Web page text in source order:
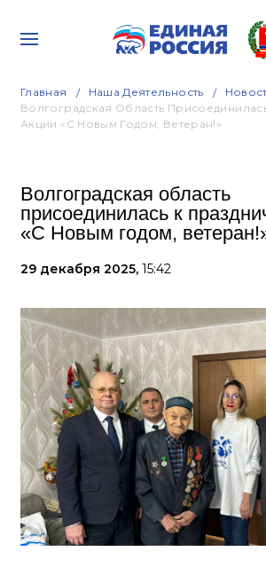
Главная Наша Деятельность
Волгоградская Область
Акции «С Новым Годом, Ветеран!»
Волгоградская область
присоединилась к
«С Новым годом,
29 декабря 2025, 15:42